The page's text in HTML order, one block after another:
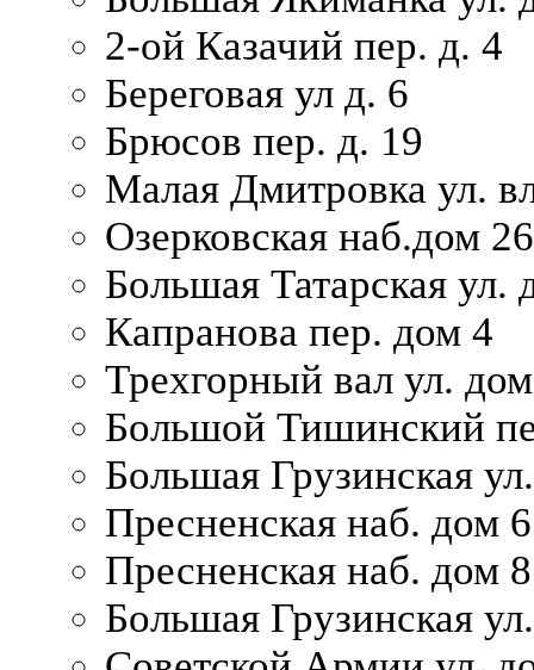
2-ой Казачий пер. д. 4
Береговая ул д. 6
Брюсов пер. д. 19
Малая Дмитровка ул.
Озерковская наб.дом 26
Большая Татарская ул.
Капранова пер. дом 4
Трехгорный вал ул.
Большой Тишинский
Большая Грузинская
Пресненская наб. дом
Пресненская наб. дом 8
Большая Грузинская